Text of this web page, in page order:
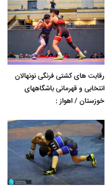
رقابت های کشتی فرنگی نونهالان
انتخابی و قهرمانی باشگاههای
خوزستان / اهواز :